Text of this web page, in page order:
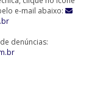
- 6 Provas (SL-
e-mail abaixo:
denúncias: